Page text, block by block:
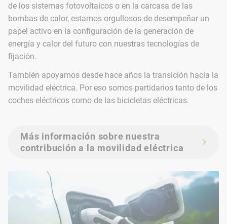
de los sistemas fotovoltaicos o en la carcasa de las
bombas de calor, estamos orgullosos de desempeñar un
papel activo en la configuración de la generación de
energía y calor del futuro con nuestras tecnologías de
fijación.
También apoyamos desde hace años la transición hacia la
movilidad eléctrica. Por eso somos partidarios tanto de los
coches eléctricos como de las bicicletas eléctricas.
Más información sobre nuestra
contribución a la movilidad eléctrica